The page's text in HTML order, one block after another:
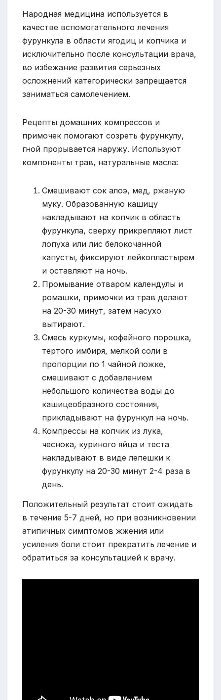
Народная медицина используется в
качестве вспомогательного лечения
фурункула в области ягодиц и копчика и
исключительно после консультации врача,
во избежание развития серьезных
осложнений категорически запрещается
заниматься самолечением.
Рецепты домашних компрессов и
примочек помогают созреть фурункулу,
гной прорывается наружу. Используют
компоненты трав, натуральные масла:
Смешивают сок алоэ, мед, ржаную
муку. Образованную кашицу
накладывают на копчик в область
фурункула, сверху прикрепляют лист
лопуха или лис белокочанной
капусты, фиксируют лейкопластырем
и оставляют на ночь.
Промывание отваром календулы и
ромашки, примочки из трав делают
на 20-30 минут, затем насухо
вытирают.
Смесь куркумы, кофейного порошка,
тертого имбиря, мелкой соли в
пропорции по 1 чайной ложке,
смешивают с добавлением
небольшого количества воды до
кашицеобразного состояния,
прикладывают на фурункул на ночь.
Компрессы на копчик из лука,
чеснока, куриного яйца и теста
накладывают в виде лепешки к
фурункулу на 20-30 минут 2-4 раза в
день.
Положительный результат стоит ожидать
в течение 5-7 дней, но при возникновении
атипичных симптомов жжения или
усиления боли стоит прекратить лечение и
обратиться за консультацией к врачу.